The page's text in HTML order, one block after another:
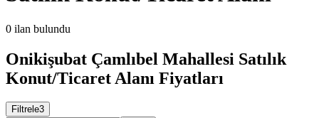
0 ilan bulundu
Onikişubat Çamlıbel Mahallesi Satılık
Konut/Ticaret Alanı Fiyatları
Filtrele3